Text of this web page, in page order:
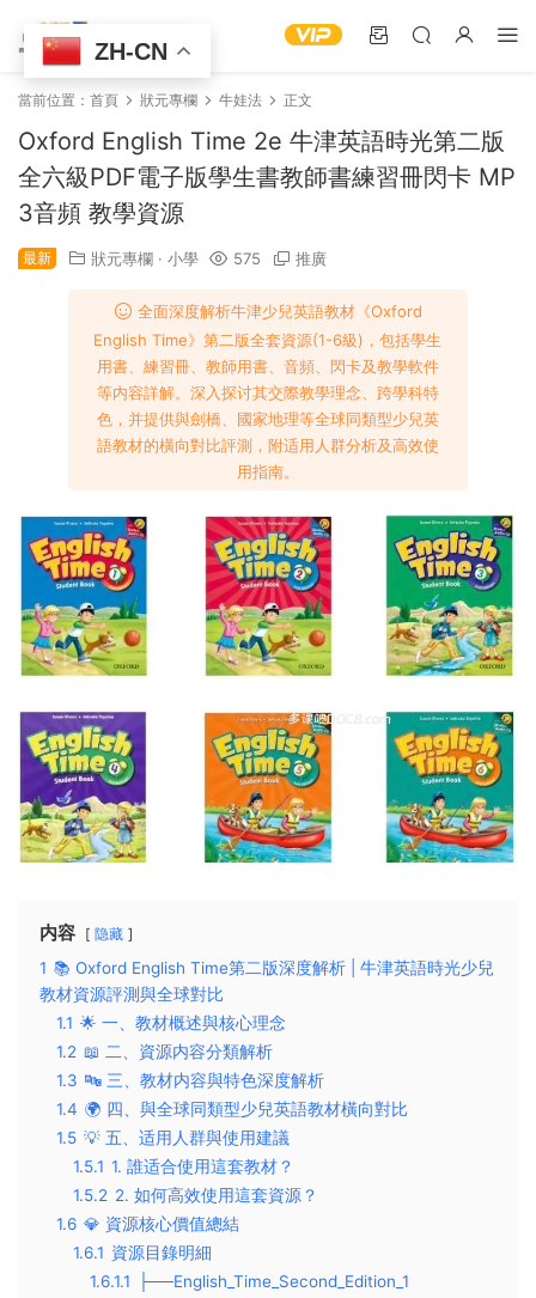
當前位置： 首頁 狀元專欄 牛娃法 正文
Oxford English Time 2e 牛津英語時光第二版
全六級PDF電子版學生書教師書練習冊閃卡 MP
3音頻 教學資源
最新 狀元專欄 · 小學 575 推廣
全面深度解析牛津少兒英語教材《Oxford
English Time》第二版全套資源(1-6級)，包括學生
用書、練習冊、教師用書、音頻、閃卡及教學軟件
等内容詳解。深入探讨其交際教學理念、跨學科特
色，并提供與劍橋、國家地理等全球同類型少兒英
語教材的橫向對比評測，附适用人群分析及高效使
用指南。
内容 隐藏
1 📚 Oxford English Time第二版深度解析 | 牛津英語時光少兒
教材資源評測與全球對比
1.1 🌟 一、教材概述與核心理念
1.2 📖 二、資源内容分類解析
1.3 🔤 三、教材内容與特色深度解析
1.4 🌍 四、與全球同類型少兒英語教材橫向對比
1.5 💡 五、适用人群與使用建議
1.5.1 1. 誰适合使用這套教材？
1.5.2 2. 如何高效使用這套資源？
1.6 💎 資源核心價值總結
1.6.1 資源目錄明細
1.6.1.1
├──English_Time_Second_Edition_1
ZH-CN